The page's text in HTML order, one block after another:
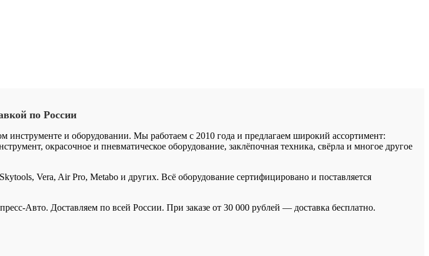
по России
и оборудовании. Мы работаем с 2010 года и предлагаем широкий ассортимент:
окрасочное и пневматическое оборудование, заклёпочная техника, свёрла и многое другое
Vera, Air Pro, Metabo и других. Всё оборудование сертифицировано и поставляется
Авто. Доставляем по всей России. При заказе от 30 000 рублей — доставка бесплатно.